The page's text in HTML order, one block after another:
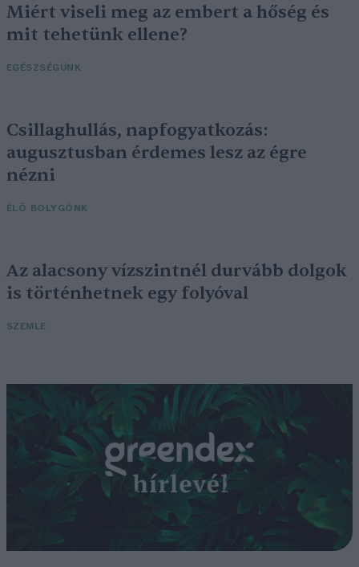
Miért viseli meg az embert a hőség és
mit tehetünk ellene?
EGÉSZSÉGÜNK
Csillaghullás, napfogyatkozás:
augusztusban érdemes lesz az égre
nézni
ÉLŐ BOLYGÓNK
Az alacsony vízszintnél durvább dolgok
is történhetnek egy folyóval
SZEMLE